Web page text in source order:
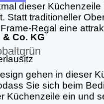
Co. KG
dieser
Statt traditioneller
Regal eine
gehen in dieser
Sie sich beim
Küchenzeile ein und